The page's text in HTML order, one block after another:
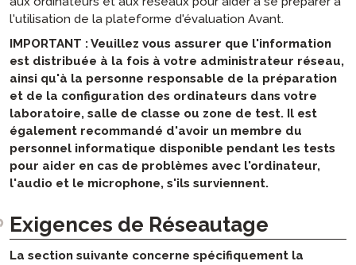
Compétence en Arabe (APT)
SHL FAQs
APT FAQs
ADVANCE Foire aux questions
l'utilisation de la plateforme d'évaluation Avant.
IMPORTANT : Veuillez vous assurer que l'information
est distribuée à la fois à votre administrateur réseau,
ainsi qu'à la personne responsable de la préparation
et de la configuration des ordinateurs dans votre
laboratoire, salle de classe ou zone de test. Il est
également recommandé d'avoir un membre du
personnel informatique disponible pendant les tests
pour aider en cas de problèmes avec l'ordinateur,
l'audio et le microphone, s'ils surviennent.
Exigences de Réseautage
La section suivante concerne spécifiquement la